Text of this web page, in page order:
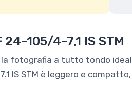
24-105/4-7,1 IS STM
fotografia a tutto tondo
IS STM è leggero e